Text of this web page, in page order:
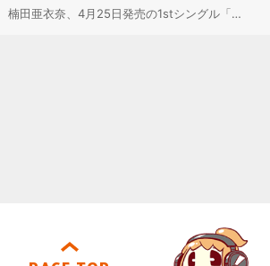
楠田亜衣奈、4月25日発売の1stシングル「ハッピーシンキング！」ジャケット写真＆新アーティスト写真を公開！店舗別CD予約・購入者特典も決定！